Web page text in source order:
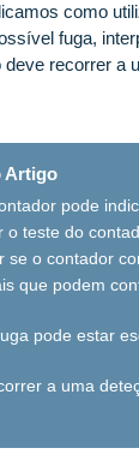
como
fuga,
deve recorrer a
Artigo
pode
o teste do
se o contador
que podem
pode estar
a uma